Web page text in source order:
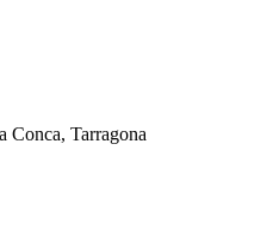
Conca, Tarragona